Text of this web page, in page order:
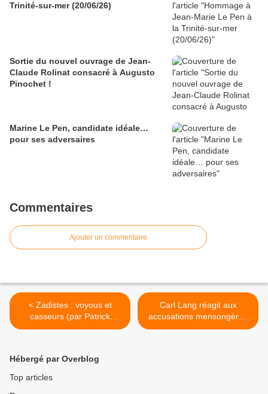
Trinité-sur-mer (20/06/26)
Sortie du nouvel ouvrage de Jean-
Claude Rolinat consacré à Augusto
Pinochet !
Marine Le Pen, candidate idéale…
pour ses adversaires
Commentaires
Ajouter un commentaire
< Zadistes : voyous et
casseurs (par Patrick
Crasnier)
Carl Lang réagit aux
accusations mensongères
et paranoïaques de Marine
Hébergé par Overblog
Top articles